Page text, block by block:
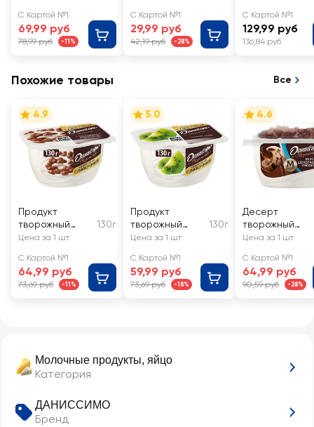
Молочные продукты, яйцо
Категория
ДАНИССИМО
Бренд
шарики в
шоколаде 6,9%,
без змж
С Картой №1
69,99 руб
78,99 руб -11%
ОРТ с вареной
сгущенкой 15%, c
змж
С Картой №1
29,99 руб
42,19 руб -28%
С Картой №1
129,99 руб
136,84 руб
Похожие товары Все
4.9
Продукт
творожный
ДАНИССИМО с
шариками в
шоколаде 7,2%,
без змж
130г
Цена за 1 шт
С Картой №1
64,99 руб
73,69 руб -11%
5.0
Продукт
творожный
ДАНИССИМО с
змж
130г
Цена за 1 шт
С Картой №1
59,99 руб
73,69 руб -18%
4.6
Десерт
творожный
ДАНИССИМО
трюфель 5,7%,
без змж
Цена за 1 шт
С Картой №1
64,99 руб
90,59 руб -28%